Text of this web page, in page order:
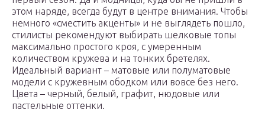
этом наряде, всегда будут в центре внимания. Чтобы
немного «сместить акценты» и не выглядеть пошло,
стилисты рекомендуют выбирать шелковые топы
максимально простого кроя, с умеренным
количеством кружева и на тонких бретелях.
Идеальный вариант – матовые или полуматовые
модели с кружевным ободком или вовсе без него.
Цвета – черный, белый, графит, нюдовые или
пастельные оттенки.